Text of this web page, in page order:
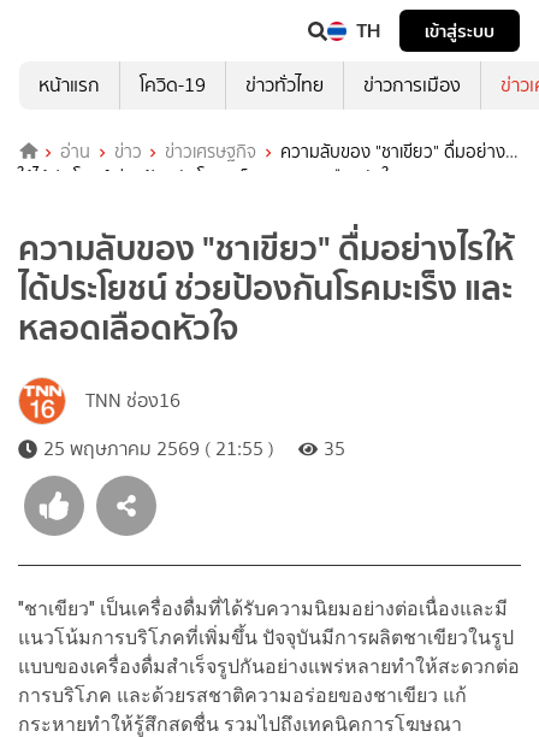
TH
เข้าสู่ระบบ
หน้าแรก
โควิด-19 ข่าวทั่วไทย ข่าวการเมือง ข่าว
อ่าน ข่าว ข่าวเศรษฐกิจ
ความลับของ "ชาเขียว" ดื่มอย่างไร
ให้ได้ประโยชน์ ช่วยป้องกันโรคมะเร็ง และหลอดเลือดหัวใจ
ความลับของ "ชาเขียว" ดื่มอย่างไรให้
ได้ประโยชน์ ช่วยป้องกันโรคมะเร็ง และ
หลอดเลือดหัวใจ
TNN ช่อง16
25 พฤษภาคม 2569 ( 21:55 )
35
"ชาเขียว" เป็นเครื่องดื่มที่ได้รับความนิยมอย่างต่อเนื่องและมี
แนวโน้มการบริโภคที่เพิ่มขึ้น ปัจจุบันมีการผลิตชาเขียวในรูป
แบบของเครื่องดื่มสำเร็จรูปกันอย่างแพร่หลายทำให้สะดวกต่อ
การบริโภค และด้วยรสชาติความอร่อยของชาเขียว แก้
กระหายทำให้รู้สึกสดชื่น รวมไปถึงเทคนิคการโฆษณา